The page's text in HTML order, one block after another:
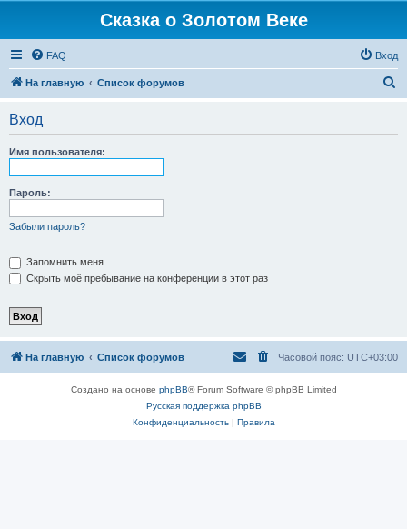
Сказка о Золотом Веке
FAQ Вход
На главную Список форумов
Вход
Имя пользователя:
Пароль:
Забыли пароль?
Запомнить меня
Скрыть моё пребывание на конференции в этот раз
На главную Список форумов Часовой пояс: UTC+03:00
Создано на основе phpBB® Forum Software © phpBB Limited
Русская поддержка phpBB
Конфиденциальность| Правила